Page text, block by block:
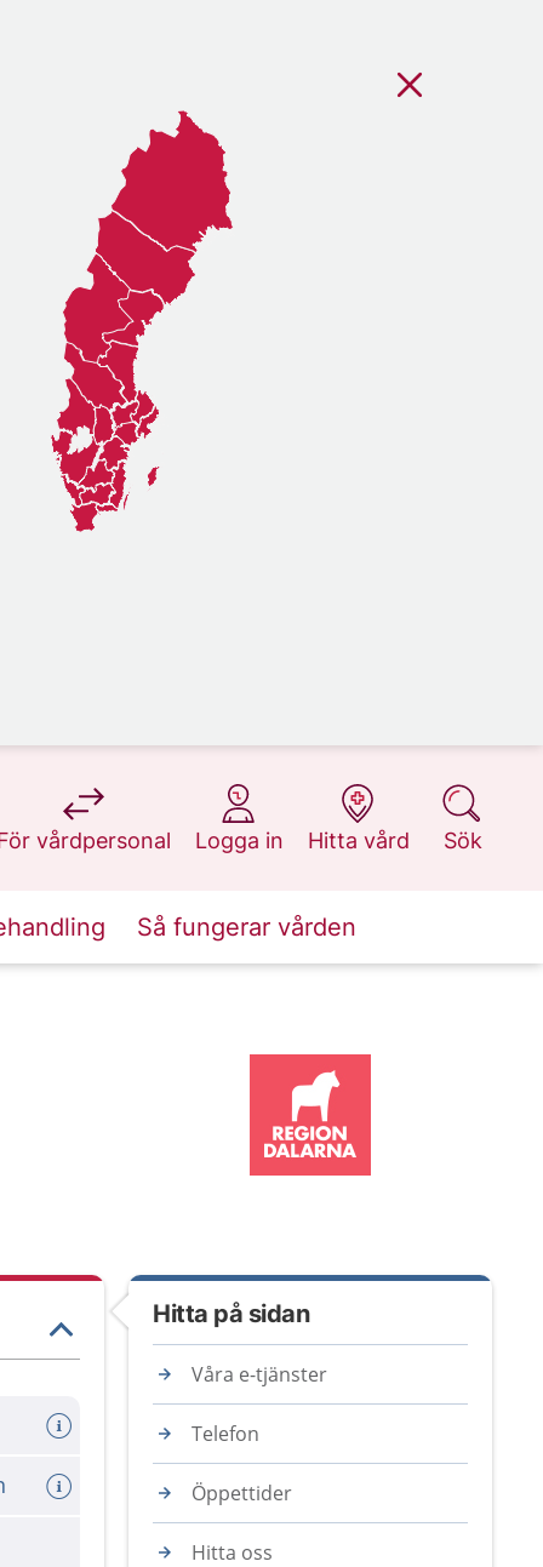
vårdpersonal
på 1177.se
Logga in
på 1177.se
Hitta vård
på 1177.se
Sök
på 1177.se
Så fungerar vården
Hitta på sidan
Våra e-tjänster
Telefon
Öppettider
Hitta oss